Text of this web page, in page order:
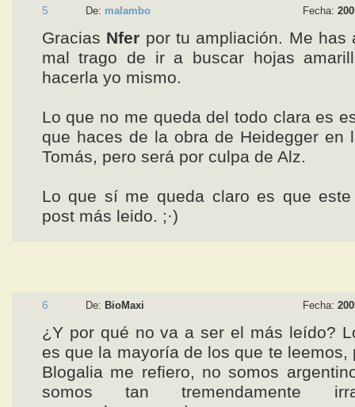
5 De: malambo Fecha:
Gracias Nfer por tu ampliación. Me has
mal trago de ir a buscar hojas
hacerla yo mismo.
Lo que no me queda del todo clara es
que haces de la obra de Heidegger en
Tomás, pero será por culpa de Alz.
Lo que sí me queda claro es que
post más leido. ;·)
6 De: BioMaxi Fecha:
¿Y por qué no va a ser el más leído?
es que la mayoría de los que te leemos,
Blogalia me refiero, no somos
somos tan tremendamente